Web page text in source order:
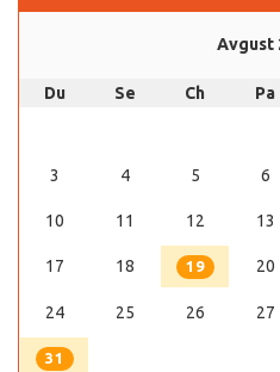
Avgust
Du Se Ch Pa
3 4 5 6
10 11 12 13
17 18 19 20
24 25 26 27
31